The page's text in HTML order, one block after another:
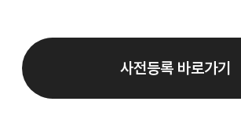
사전등록 바로가기